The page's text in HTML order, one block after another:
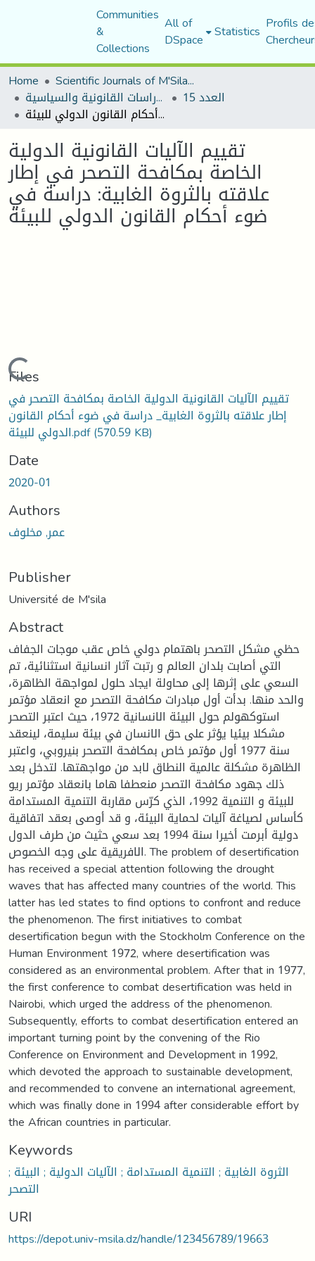
Communities
&
Collections
All of
DSpace Statistics Profils
Home
Scientific Journals of M'Sila University
مجلة الأستاذ الباحث للدراسات القانونية والسياسية العدد 15
تقييم الآليات القانونية الدولية الخاصة بمكافحة التصحر في إطار علاقته بالثروة الغابية: دراسة في ضوء أحكام القانون الدولي للبيئة
تقييم الآليات القانونية الدولية
الخاصة بمكافحة التصحر في إطار
علاقته بالثروة الغابية: دراسة في
ضوء أحكام القانون الدولي للبيئة
Loading...
Files
تقييم الآليات القانونية الدولية الخاصة بمكافحة التصحر في
إطار علاقته بالثروة الغابية_ دراسة في ضوء أحكام القانون
الدولي للبيئة.pdf(570.59 KB)
Date
2020-01
Authors
عمر, مخلوف
Publisher
Université de M'sila
Abstract
حظي مشكل التصحر باهتمام دولي خاص عقب موجات الجفاف
التي أصابت بلدان العالم و رتبت آثار انسانية استثنائية، تم
السعي على إثرها إلى محاولة ايجاد حلول لمواجهة الظاهرة،
والحد منها. بدأت أول مبادرات مكافحة التصحر مع انعقاد مؤتمر
استوكهولم حول البيئة الانسانية 1972، حيث اعتبر التصحر
مشكلا بيئيا يؤثر على حق الانسان في بيئة سليمة، لينعقد
سنة 1977 أول مؤتمر خاص بمكافحة التصحر بنيروبي، واعتبر
الظاهرة مشكلة عالمية النطاق لابد من مواجهتها. لتدخل بعد
ذلك جهود مكافحة التصحر منعطفا هاما بانعقاد مؤتمر ريو
للبيئة و التنمية 1992، الذي كرّس مقاربة التنمية المستدامة
كأساس لصياغة آليات لحماية البيئة، و قد أوصى بعقد اتفاقية
دولية أبرمت أخيرا سنة 1994 بعد سعي حثيث من طرف الدول
الافريقية على وجه الخصوص. The problem of desertification
has received a special attention following the drought
waves that has affected many countries of the world. This
latter has led states to find options to confront and reduce
the phenomenon. The first initiatives to combat
desertification begun with the Stockholm Conference on the
Human Environment 1972, where desertification was
considered as an environmental problem. After that in 1977,
the first conference to combat desertification was held in
Nairobi, which urged the address of the phenomenon.
Subsequently, efforts to combat desertification entered an
important turning point by the convening of the Rio
Conference on Environment and Development in 1992,
which devoted the approach to sustainable development,
and recommended to convene an international agreement,
which was finally done in 1994 after considerable effort by
the African countries in particular.
Keywords
الثروة الغابية ; التنمية المستدامة ; الآليات الدولية ; البيئة ;
التصحر
URI
https://depot.univ-msila.dz/handle/123456789/19663